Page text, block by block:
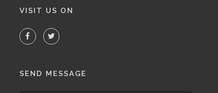
VISIT US ON
SEND MESSAGE